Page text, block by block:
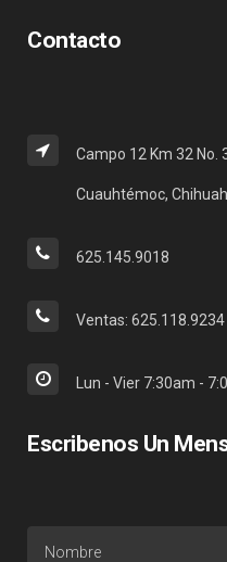
Contacto
Campo 12 Km 32 No.
Cuauhtémoc,
625.145.9018
Ventas: 625.118.9234
Lun - Vier 7:30am -
Escribenos Un